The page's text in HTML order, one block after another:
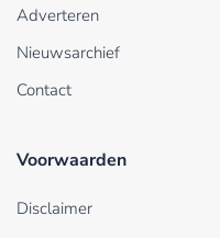
Adverteren
Nieuwsarchief
Contact
Voorwaarden
Disclaimer